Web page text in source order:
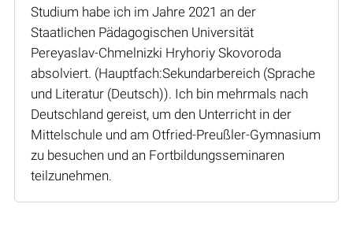
Studium habe ich im Jahre 2021 an der
Staatlichen Pädagogischen Universität
Pereyaslav-Chmelnizki Hryhoriy Skovoroda
absolviert. (Hauptfach:Sekundarbereich (Sprache
und Literatur (Deutsch)). Ich bin mehrmals nach
Deutschland gereist, um den Unterricht in der
Mittelschule und am Otfried-Preußler-Gymnasium
zu besuchen und an Fortbildungsseminaren
teilzunehmen.